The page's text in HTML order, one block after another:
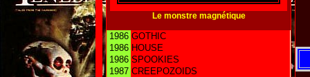
Le monstre magnétique
1986 GOTHIC
1986 HOUSE
1986 SPOOKIES
1987 CREEPOZOIDS